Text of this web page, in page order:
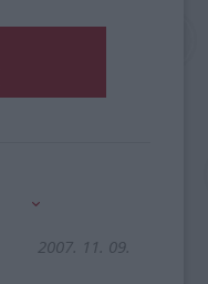
2007. 11. 09.